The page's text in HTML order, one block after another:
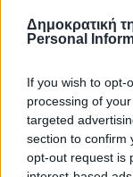
Δημοκρατική
Personal
If you wish to opt-
processing of
targeted
section to confirm
opt-out request is
Υπενθύμιση:
Για την μερική
ιστοσελίδες
παρεχόμενου